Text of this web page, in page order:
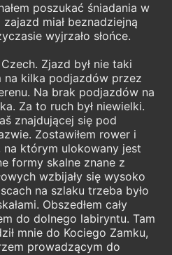
poszukać śniadania w
miał beznadziejną
wyjrzało słońce.
Zjazd był nie taki
na kilka podjazdów przez
Na brak podjazdów na
Za to ruch był niewielki.
znajdującej się pod
Zostawiłem rower i
na którym ulokowany jest
formy skalne znane z
wzbijały się wysoko
na szlaku trzeba było
Obszedłem cały
do dolnego labiryntu. Tam
mnie do Kociego Zamku,
prowadzącym do